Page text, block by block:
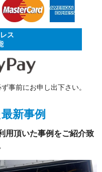
ス
事前にお申し出下さい。
新事例
用頂いた事例をご紹介致